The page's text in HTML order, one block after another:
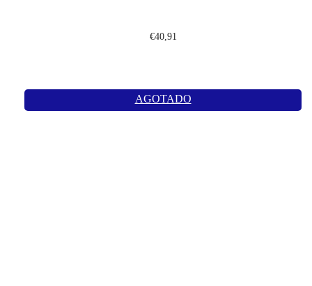
€40,91
AGOTADO